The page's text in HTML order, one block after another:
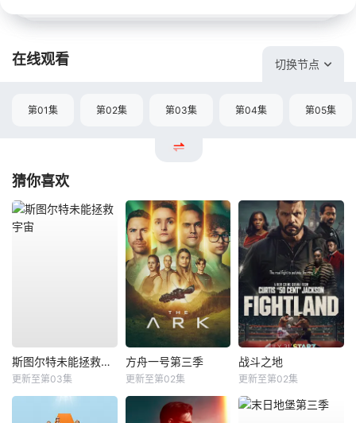
在线观看 切换节点
第01集 第02集 第03集 第04集 第05集
猜你喜欢
斯图尔特未能拯救宇宙
更新至第03集
方舟一号第三季
更新至第02集
战斗之地
更新至第02集